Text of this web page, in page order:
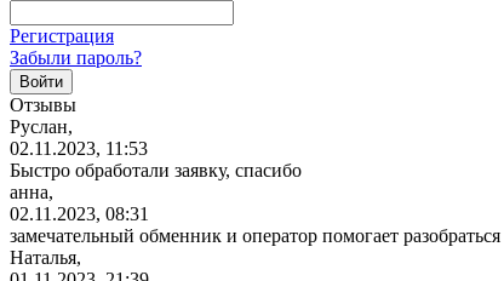
Регистрация
Забыли пароль?
Отзывы
Руслан,
02.11.2023, 11:53
Быстро обработали заявку, спасибо
анна,
02.11.2023, 08:31
замечательный обменник и оператор помогает разобраться
Наталья,